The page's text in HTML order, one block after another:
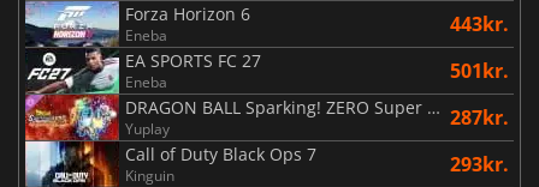
Forza Horizon 6
Eneba 443kr.
EA SPORTS FC 27
Eneba 501kr.
DRAGON BALL Sparking! ZERO Super Limit Breaking NEO
Yuplay 287kr.
Call of Duty Black Ops 7
Kinguin 293kr.